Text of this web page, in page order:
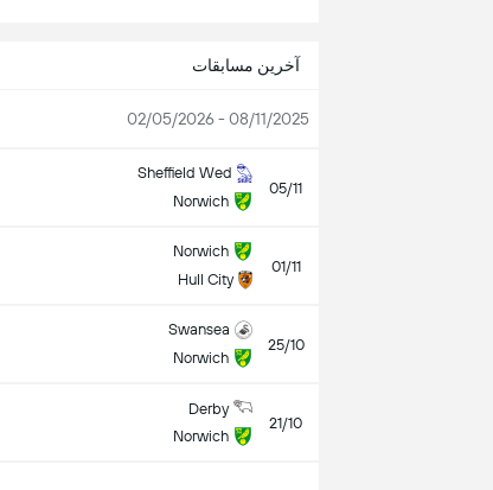
آخرین مسابقات
08/11/2025 - 02/05/2026
05/11
Sheffield Wed
Norwich
01/11
Norwich
Hull City
25/10
Swansea
Norwich
21/10
Derby
Norwich